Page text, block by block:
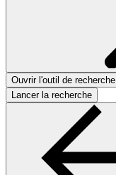
Ouvrir l'outil de recherche
Lancer la recherche